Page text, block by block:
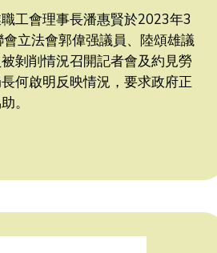
工會理事長潘惠賢於2023年3
立法會郭偉强議員、陸頌雄議
剝削情況召開記者會及約見勞
何啟明反映情況，要求政府正
。